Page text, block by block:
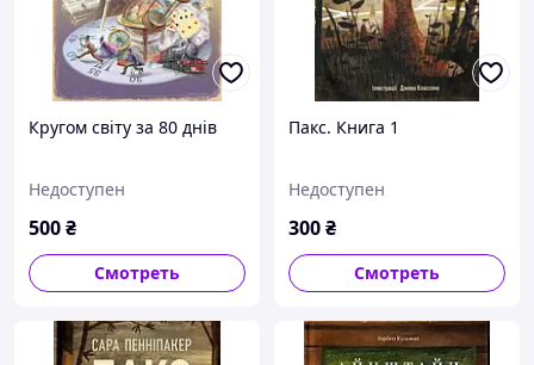
Кругом світу за 80 днів
Недоступен
500₴
Смотреть
Пакс. Книга 1
Недоступен
300₴
Смотреть